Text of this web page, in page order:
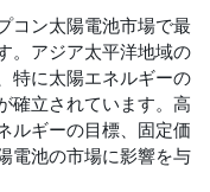
コン太陽電池市場で最
。アジア太平洋地域の
特に太陽エネルギーの
確立されています。高
ルギーの目標、固定価
電池の市場に影響を与